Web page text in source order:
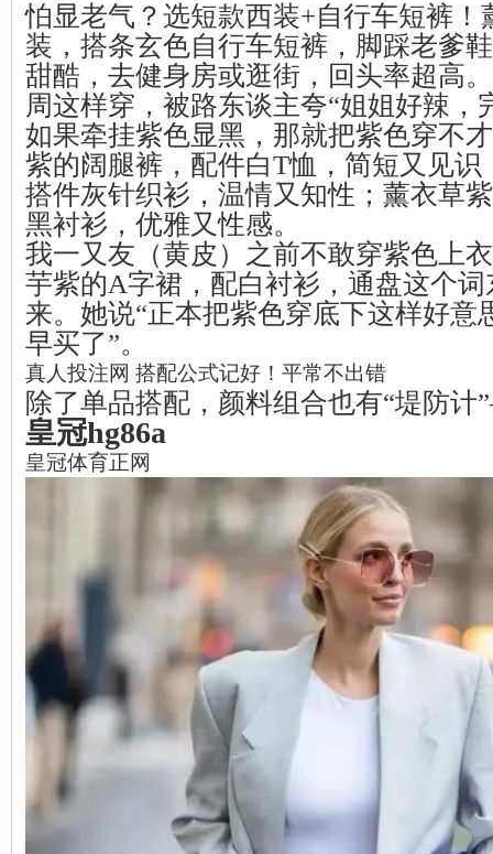
怕显老气？选短款西装+自行车短裤！
装，搭条玄色自行车短裤，脚踩老爹
甜酷，去健身房或逛街，回头率超高
周这样穿，被路东谈主夸“姐姐好辣，
如果牵挂紫色显黑，那就把紫色穿不
紫的阔腿裤，配件白T恤，简短又见识
搭件灰针织衫，温情又知性；薰衣草
黑衬衫，优雅又性感。
我一又友（黄皮）之前不敢穿紫色上
芋紫的A字裙，配白衬衫，通盘这个
来。她说“正本把紫色穿底下这样好意
早买了”。
真人投注网 搭配公式记好！平常不出错
除了单品搭配，颜料组合也有“堤防
皇冠hg86a
皇冠体育正网